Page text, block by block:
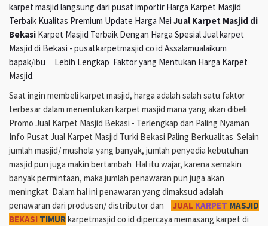
karpet masjid langsung dari pusat importir Harga Karpet Masjid
Terbaik Kualitas Premium Update Harga Mei Jual Karpet Masjid di
Bekasi Karpet Masjid Terbaik Dengan Harga Spesial Jual karpet
Masjid di Bekasi - pusatkarpetmasjid co id Assalamualaikum
bapak/ibu Lebih Lengkap Faktor yang Mentukan Harga Karpet
Masjid.
Saat ingin membeli karpet masjid, harga adalah salah satu faktor
terbesar dalam menentukan karpet masjid mana yang akan dibeli
Promo Jual Karpet Masjid Bekasi - Terlengkap dan Paling Nyaman
Info Pusat Jual Karpet Masjid Turki Bekasi Paling Berkualitas Selain
jumlah masjid/ mushola yang banyak, jumlah penyedia kebutuhan
masjid pun juga makin bertambah Hal itu wajar, karena semakin
banyak permintaan, maka jumlah penawaran pun juga akan
meningkat Dalam hal ini penawaran yang dimaksud adalah
penawaran dari produsen/ distributor dan
JUAL KARPET MASJID
BEKASI TIMURkarpetmasjid co id dipercaya memasang karpet di